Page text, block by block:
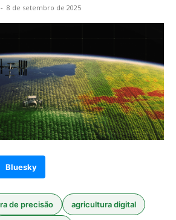
- 8 de setembro de 2025
Bluesky
de precisão agricultura digital